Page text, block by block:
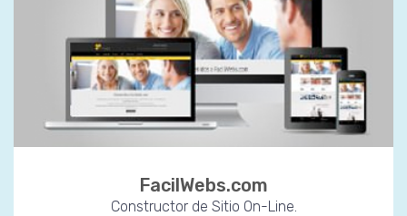
FacilWebs.com
Constructor de Sitio On-Line.